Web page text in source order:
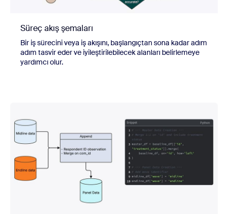
Süreç akış şemaları
Bir iş sürecini veya iş akışını, başlangıçtan sona kadar adım
adım tasvir eder ve iyileştirilebilecek alanları belirlemeye
yardımcı olur.